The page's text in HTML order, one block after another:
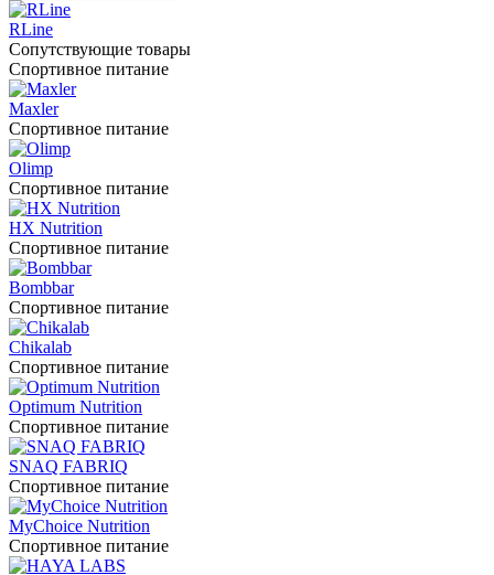
RLine
Сопутствующие товары
Спортивное питание
Maxler
Спортивное питание
Olimp
Спортивное питание
HX Nutrition
Спортивное питание
Bombbar
Спортивное питание
Chikalab
Спортивное питание
Optimum Nutrition
Спортивное питание
SNAQ FABRIQ
Спортивное питание
MyChoice Nutrition
Спортивное питание